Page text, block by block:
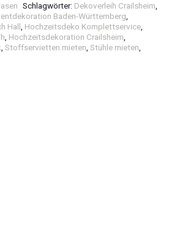
Schlagwörter: Dekoverleih Crailsheim,
Baden-Württemberg,
Hall, Hochzeitsdeko Komplettservice,
, Hochzeitsdekoration Crailsheim,
,Stoffservietten mieten,Stühle mieten,